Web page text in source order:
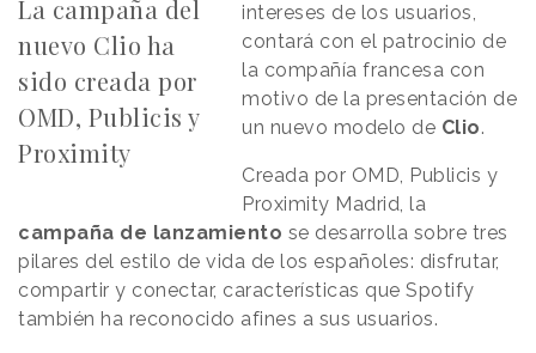
La campaña del
nuevo Clio ha
sido creada por
OMD, Publicis y
Proximity
intereses de los usuarios,
contará con el patrocinio de
la compañía francesa con
motivo de la presentación de
un nuevo modelo de Clio.
Creada por OMD, Publicis y
Proximity Madrid, la
campaña de lanzamiento se desarrolla sobre tres
pilares del estilo de vida de los españoles: disfrutar,
compartir y conectar, características que Spotify
también ha reconocido afines a sus usuarios.